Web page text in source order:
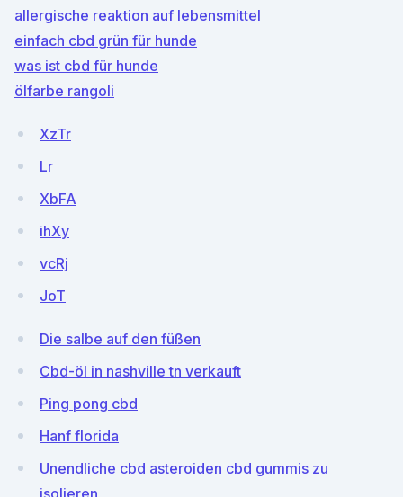
allergische reaktion auf lebensmittel
einfach cbd grün für hunde
was ist cbd für hunde
ölfarbe rangoli
XzTr
Lr
XbFA
ihXy
vcRj
JoT
Die salbe auf den füßen
Cbd-öl in nashville tn verkauft
Ping pong cbd
Hanf florida
Unendliche cbd asteroiden cbd gummis zu
isolieren